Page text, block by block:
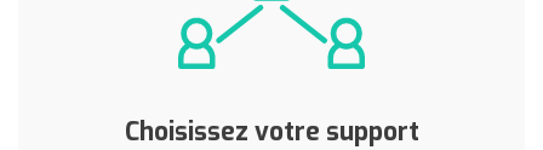
Choisissez votre support